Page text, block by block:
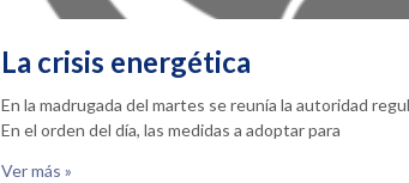
La crisis energética
En la madrugada del martes se reunía la autoridad
En el orden del día, las medidas a adoptar para
Ver más »